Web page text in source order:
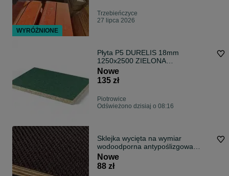
Trzebieńczyce
27 lipca 2026
Płyta P5 DURELIS 18mm
1250x2500 ZIELONA
wilgocioodporna lepsza od OSB i
MFP szalunkowa
Nowe
135 zł
Piotrowice
Odświeżono dzisiaj o 08:16
Sklejka wycięta na wymiar
wodoodporna antypoślizgowa
szalunkowa surowa bus podłoga
zabudowa przyczepka, dowóz pod
dom
Nowe
88 zł
WYRÓŻNIONE